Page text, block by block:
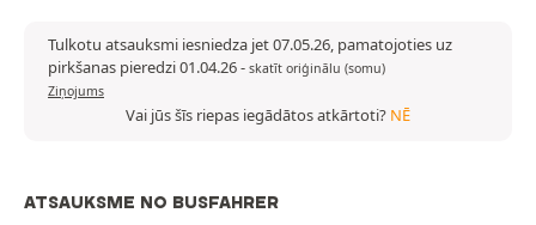
Tulkotu atsauksmi iesniedza jet 07.05.26, pamatojoties uz
pirkšanas pieredzi 01.04.26- skatīt oriģinālu (somu)
Ziņojums
Vai jūs šīs riepas iegādātos atkārtoti? NĒ
ATSAUKSME NO BUSFAHRER